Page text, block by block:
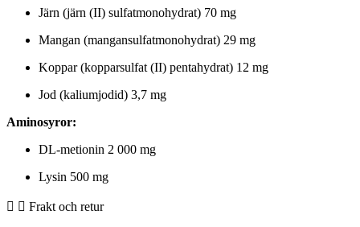
Järn (järn (II) sulfatmonohydrat) 70 mg
Mangan (mangansulfatmonohydrat) 29 mg
Koppar (kopparsulfat (II) pentahydrat) 12 mg
Jod (kaliumjodid) 3,7 mg
Aminosyror:
DL-metionin 2 000 mg
Lysin 500 mg
Frakt och retur